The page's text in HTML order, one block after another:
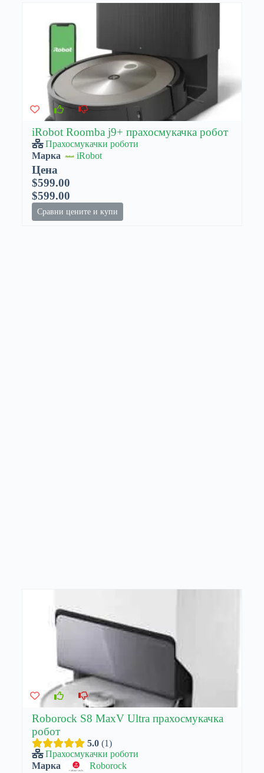
iRobot Roomba j9+ прахосмукачка робот
Прахосмукачки роботи
Марка
iRobot
Цена
$599.00
$599.00
Сравни цените и купи
Roborock S8 MaxV Ultra прахосмукачка
робот
5.0 1
Прахосмукачки роботи
Марка
Roborock